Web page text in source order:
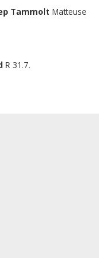
Tammolt Matteuse
R 31.7.